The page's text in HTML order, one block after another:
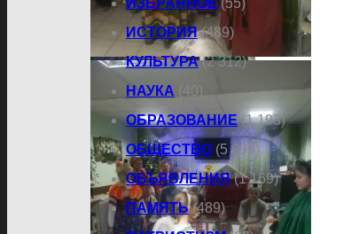
ИЗБРАННОЕ(55)
ИСТОРИЯ(489)
КУЛЬТУРА(2 312)
НАУКА (40)
ОБРАЗОВАНИЕ(1 193)
ОБЩЕСТВО (5 696)
ОБЪЯВЛЕНИЯ(1 169)
ПАМЯТЬ(489)